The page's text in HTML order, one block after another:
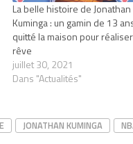
La belle histoire de Jonathan
Kuminga : un gamin de 13
quitté la maison pour
rêve
juillet 30, 2021
Dans "Actualités"
JONATHAN KUMINGA